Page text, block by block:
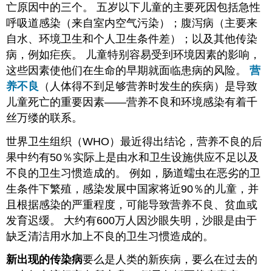
亡原因中的三个。 五岁以下儿童的主要死因包括急性
呼吸道感染（来自室内空气污染）；腹泻病（主要来
自水、环境卫生和个人卫生条件差）；以及其他传染
病，例如疟疾。 儿童特别容易受到环境因素的影响，
这些因素使他们在生命的早期就面临患病的风险。营
养不良
（人体得不到足够营养时发生的疾病）是导致
儿童死亡的重要因素——营养不良和环境感染有着千
丝万缕的联系。
世界卫生组织（WHO）最近得出结论，营养不良的后
果中约有50％实际上是由水和卫生设施供应不足以及
不良的卫生习惯造成的。 例如，肠道蠕虫在恶劣的卫
生条件下繁殖，感染发展中国家将近90％的儿童，并
且根据感染的严重程度，可能导致营养不良、贫血或
发育迟缓。 大约有600万人因沙眼失明，沙眼是由于
缺乏清洁用水加上不良的卫生习惯造成的。
新出现的传染病要么是人类的新疾病，要么在过去的